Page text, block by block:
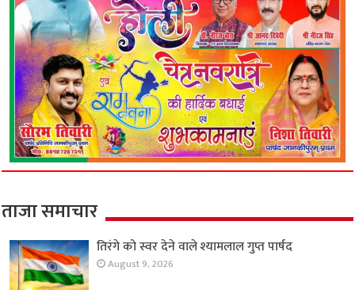
ताजा समाचार
तिरंगे को स्वर देने वाले श्यामलाल गुप्त पार्षद
August 9, 2026